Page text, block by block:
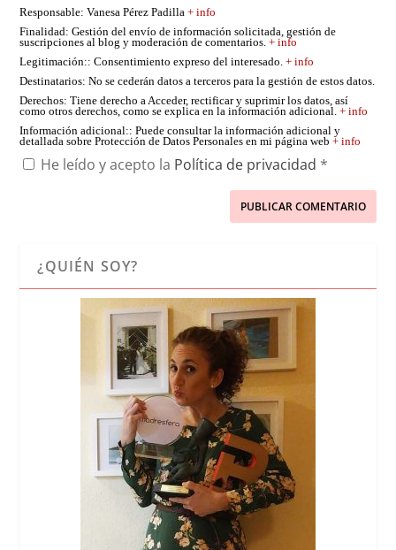
Responsable: Vanesa Pérez Padilla+ info
Finalidad: Gestión del envío de información solicitada, gestión de
suscripciones al blog y moderación de comentarios.+ info
Legitimación:: Consentimiento expreso del interesado.+ info
Destinatarios: No se cederán datos a terceros para la gestión de estos datos.
Derechos: Tiene derecho a Acceder, rectificar y suprimir los datos, así
como otros derechos, como se explica en la información adicional.+ info
Información adicional:: Puede consultar la información adicional y
detallada sobre Protección de Datos Personales en mi página web+ info
He leído y acepto la Política de privacidad *
¿QUIÉN SOY?